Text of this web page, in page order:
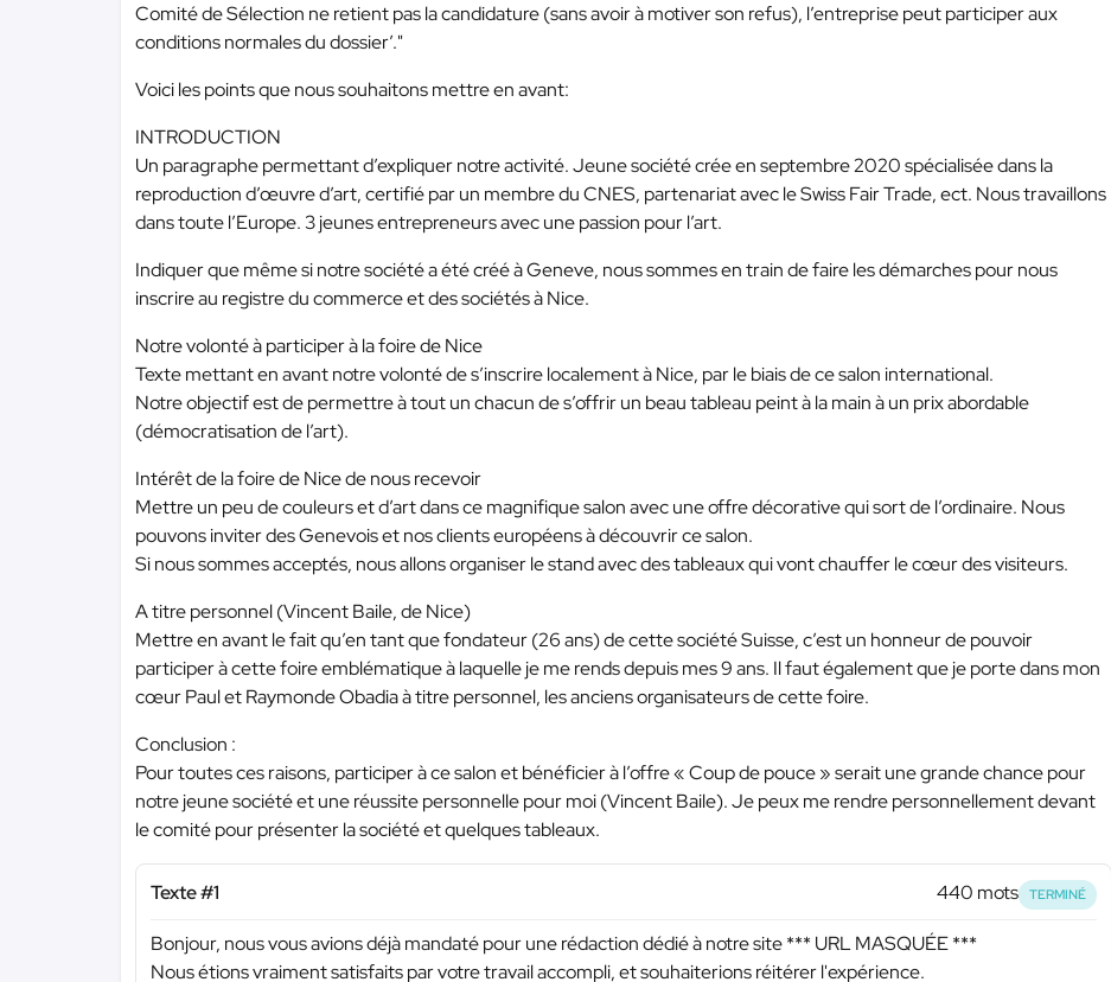
Comité de Sélection ne retient pas la candidature (sans avoir à motiver son refus), l’entreprise peut participer aux
conditions normales du dossier’."
Voici les points que nous souhaitons mettre en avant:
INTRODUCTION
Un paragraphe permettant d’expliquer notre activité. Jeune société crée en septembre 2020 spécialisée dans la
reproduction d’œuvre d’art, certifié par un membre du CNES, partenariat avec le Swiss Fair Trade, ect. Nous travaillons
dans toute l’Europe. 3 jeunes entrepreneurs avec une passion pour l’art.
Indiquer que même si notre société a été créé à Geneve, nous sommes en train de faire les démarches pour nous
inscrire au registre du commerce et des sociétés à Nice.
Notre volonté à participer à la foire de Nice
Texte mettant en avant notre volonté de s’inscrire localement à Nice, par le biais de ce salon international.
Notre objectif est de permettre à tout un chacun de s’offrir un beau tableau peint à la main à un prix abordable
(démocratisation de l’art).
Intérêt de la foire de Nice de nous recevoir
Mettre un peu de couleurs et d’art dans ce magnifique salon avec une offre décorative qui sort de l’ordinaire. Nous
pouvons inviter des Genevois et nos clients européens à découvrir ce salon.
Si nous sommes acceptés, nous allons organiser le stand avec des tableaux qui vont chauffer le cœur des visiteurs.
A titre personnel (Vincent Baile, de Nice)
Mettre en avant le fait qu’en tant que fondateur (26 ans) de cette société Suisse, c’est un honneur de pouvoir
participer à cette foire emblématique à laquelle je me rends depuis mes 9 ans. Il faut également que je porte dans mon
cœur Paul et Raymonde Obadia à titre personnel, les anciens organisateurs de cette foire.
Conclusion :
Pour toutes ces raisons, participer à ce salon et bénéficier à l’offre « Coup de pouce » serait une grande chance pour
notre jeune société et une réussite personnelle pour moi (Vincent Baile). Je peux me rendre personnellement devant
le comité pour présenter la société et quelques tableaux.
Texte #1 440 mots TERMINÉ
Bonjour, nous vous avions déjà mandaté pour une rédaction dédié à notre site*** URL MASQUÉE ***
Nous étions vraiment satisfaits par votre travail accompli, et souhaiterions réitérer l'expérience.